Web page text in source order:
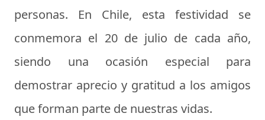
personas. En Chile, esta festividad se
conmemora el 20 de julio de cada año,
siendo una ocasión especial para
demostrar aprecio y gratitud a los amigos
que forman parte de nuestras vidas.